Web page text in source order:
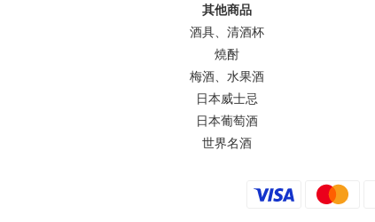
其他商品
酒具、清酒杯
燒酎
梅酒、水果酒
日本威士忌
日本葡萄酒
世界名酒